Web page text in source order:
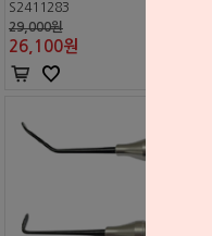
S2411283
29,000원
26,100원